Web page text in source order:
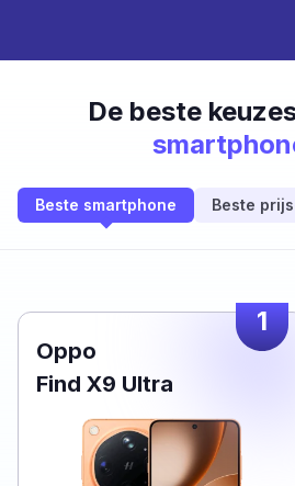
De beste
Beste smartphone Beste
1
Oppo
Find X9 Ultra